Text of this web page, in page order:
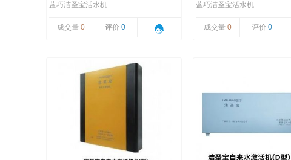
蓝巧洁圣宝活水机
成交量 0 评价 0
蓝巧洁圣宝活水机
成交量 0 评价 0